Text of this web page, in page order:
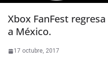
Xbox FanFest regresa
a México.
17 octubre, 2017